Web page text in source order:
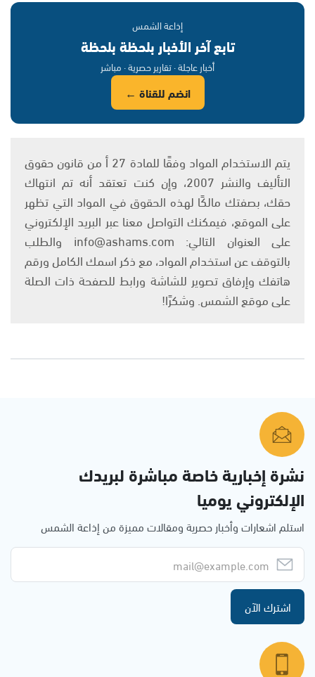
إذاعة الشمس
تابع آخر الأخبار بلحظة بلحظة
أخبار عاجلة · تقارير حصرية · مباشر
انضم للقناة ←
يتم الاستخدام المواد وفقًا للمادة 27 أ من قانون حقوق
التأليف والنشر 2007، وإن كنت تعتقد أنه تم انتهاك
حقك، بصفتك مالكًا لهذه الحقوق في المواد التي تظهر
على الموقع، فيمكنك التواصل معنا عبر البريد الإلكتروني
على العنوان التالي: info@ashams.com والطلب
بالتوقف عن استخدام المواد، مع ذكر اسمك الكامل ورقم
هاتفك وإرفاق تصوير للشاشة ورابط للصفحة ذات الصلة
على موقع الشمس. وشكرًا!
نشرة إخبارية خاصة مباشرة لبريدك
الإلكتروني يوميا
استلم اشعارات وأخبار حصرية ومقالات مميزة من إذاعة الشمس
اشترك الآن